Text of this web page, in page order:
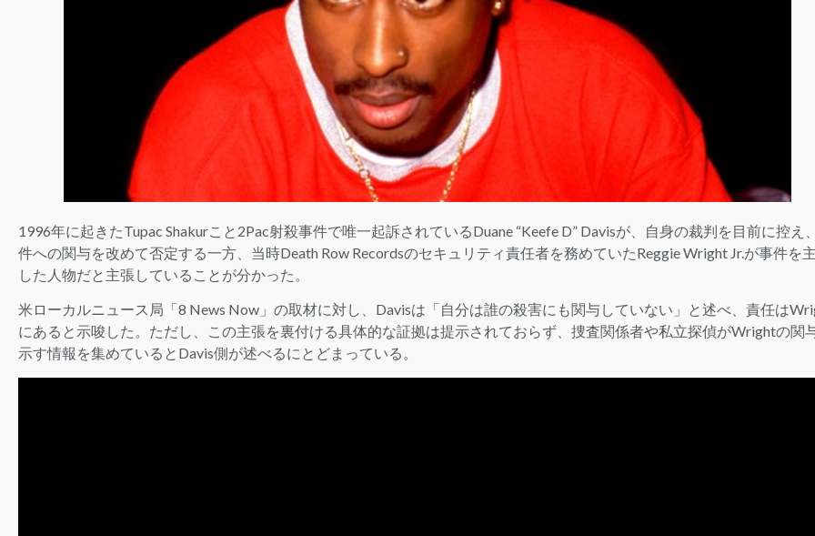
1996年に起きたTupac Shakurこと2Pac射殺事件で唯一起訴されているDuane “Keefe D” Davisが、自身の裁判を目前に控え
件への関与を改めて否定する一方、当時Death Row Recordsのセキュリティ責任者を務めていたReggie Wright Jr.が事件を
した人物だと主張していることが分かった。
米ローカルニュース局「8 News Now」の取材に対し、Davisは「自分は誰の殺害にも関与していない」と述べ、責任は
にあると示唆した。ただし、この主張を裏付ける具体的な証拠は提示されておらず、捜査関係者や私立探偵がWrightの関
示す情報を集めているとDavis側が述べるにとどまっている。